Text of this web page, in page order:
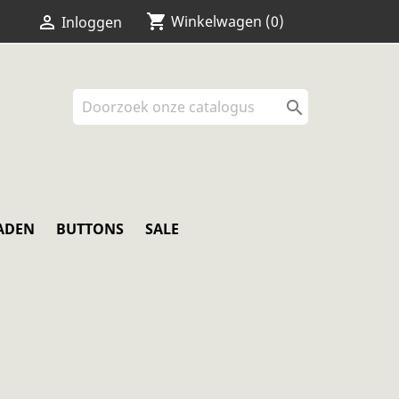
 Inloggen shopping_cart Winkelwagen (0)
BUTTONS SALE
